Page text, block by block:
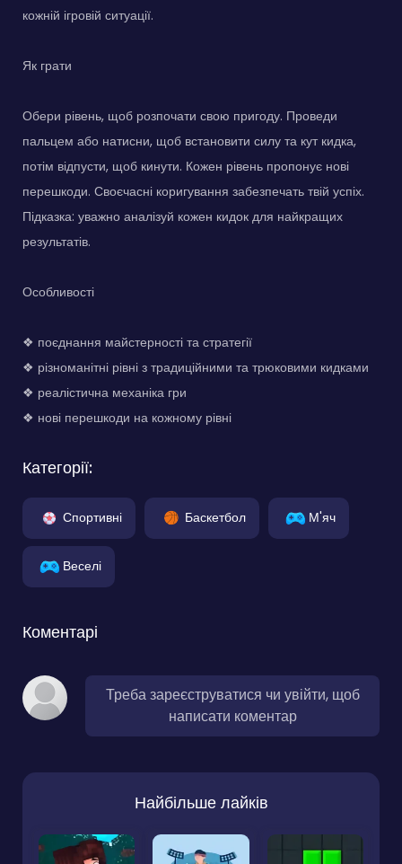
кожній ігровій ситуації.
Як грати
Обери рівень, щоб розпочати свою пригоду. Проведи
пальцем або натисни, щоб встановити силу та кут кидка,
потім відпусти, щоб кинути. Кожен рівень пропонує нові
перешкоди. Своєчасні коригування забезпечать твій успіх.
Підказка: уважно аналізуй кожен кидок для найкращих
результатів.
Особливості
❖ поєднання майстерності та стратегії
❖ різноманітні рівні з традиційними та трюковими кидками
❖ реалістична механіка гри
❖ нові перешкоди на кожному рівні
Категорії:
Спортивні Баскетбол М'яч
Веселі
Коментарі
Треба зареєструватися чи увійти, щоб
написати коментар
Найбільше лайків